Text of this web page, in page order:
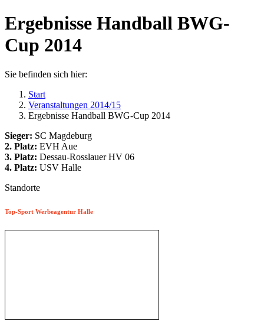
Ergebnisse Handball BWG-
Cup 2014
Sie befinden sich hier:
Start
Veranstaltungen 2014/15
Ergebnisse Handball BWG-Cup 2014
Sieger: SC Magdeburg
2. Platz: EVH Aue
3. Platz: Dessau-Rosslauer HV 06
4. Platz: USV Halle
Standorte
Top-Sport Werbeagentur Halle